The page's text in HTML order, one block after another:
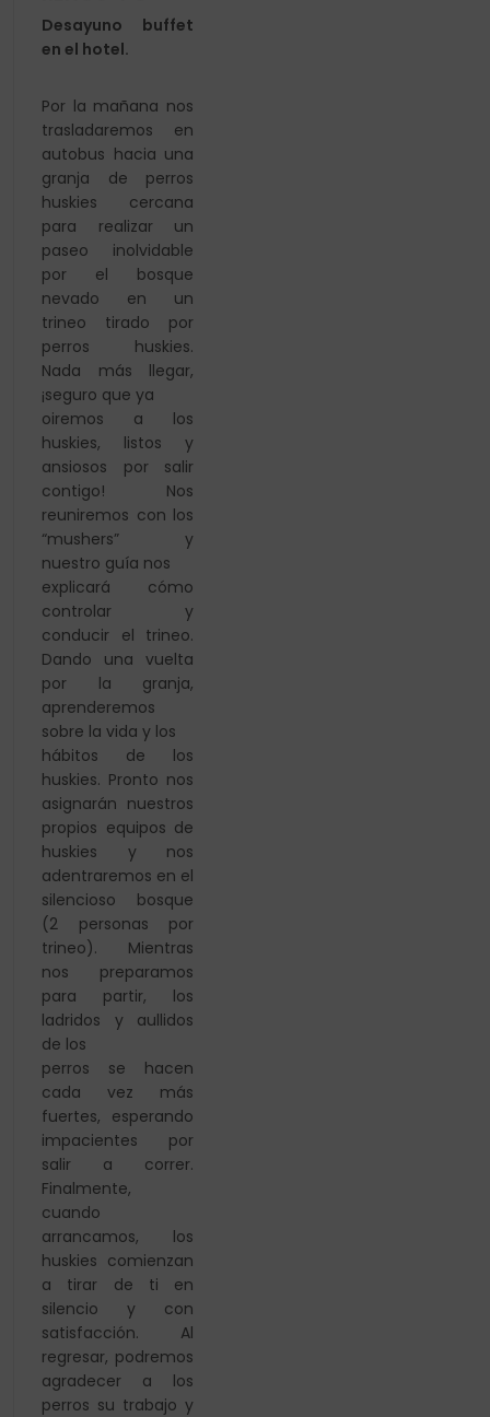
Desayuno buffet
en el hotel.
Por la mañana nos
trasladaremos en
autobus hacia una
granja de perros
huskies cercana
para realizar un
paseo inolvidable
por el bosque
nevado en un
trineo tirado por
perros huskies.
Nada más llegar,
¡seguro que ya
oiremos a los
huskies, listos y
ansiosos por salir
contigo! Nos
reuniremos con los
“mushers” y
nuestro guía nos
explicará cómo
controlar y
conducir el trineo.
Dando una vuelta
por la granja,
aprenderemos
sobre la vida y los
hábitos de los
huskies. Pronto nos
asignarán nuestros
propios equipos de
huskies y nos
adentraremos en el
silencioso bosque
(2 personas por
trineo). Mientras
nos preparamos
para partir, los
ladridos y aullidos
de los
perros se hacen
cada vez más
fuertes, esperando
impacientes por
salir a correr.
Finalmente,
cuando
arrancamos, los
huskies comienzan
a tirar de ti en
silencio y con
satisfacción. Al
regresar, podremos
agradecer a los
perros su trabajo y